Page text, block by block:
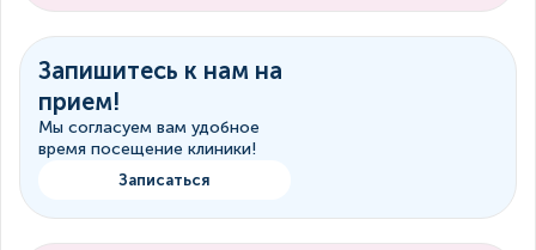
Запишитесь к нам на
прием!
Мы согласуем вам удобное
время посещение клиники!
Записаться